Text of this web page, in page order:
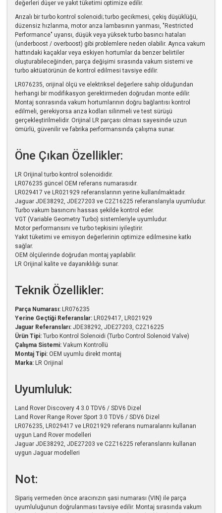
değerleri düşer ve yakıt tüketimi optimize edilir.
Arızalı bir turbo kontrol solenoidi; turbo gecikmesi, çekiş düşüklüğü,
düzensiz hızlanma, motor arıza lambasının yanması, "Restricted
Performance" uyarısı, düşük veya yüksek turbo basıncı hataları
(underboost / overboost) gibi problemlere neden olabilir. Ayrıca vakum
hattındaki kaçaklar veya eskiyen hortumlar da benzer belirtiler
oluşturabileceğinden, parça değişimi sırasında vakum sistemi ve
turbo aktüatörünün de kontrol edilmesi tavsiye edilir.
LR076235, orijinal ölçü ve elektriksel değerlere sahip olduğundan
herhangi bir modifikasyon gerektirmeden doğrudan monte edilir.
Montaj sonrasında vakum hortumlarının doğru bağlantısı kontrol
edilmeli, gerekiyorsa arıza kodları silinmeli ve test sürüşü
gerçekleştirilmelidir. Orijinal LR parçası olması sayesinde uzun
ömürlü, güvenilir ve fabrika performansında çalışma sunar.
Öne Çıkan Özellikler:
LR Orijinal turbo kontrol solenoididir.
LR076235 güncel OEM referans numarasıdır.
LR029417 ve LR021929 referanslarının yerine kullanılmaktadır.
Jaguar JDE38292, JDE27203 ve C2Z16225 referanslarıyla uyumludur.
Turbo vakum basıncını hassas şekilde kontrol eder.
VGT (Variable Geometry Turbo) sistemleriyle uyumludur.
Motor performansını ve turbo tepkisini iyileştirir.
Yakıt tüketimi ve emisyon değerlerinin optimize edilmesine katkı
sağlar.
OEM ölçülerinde doğrudan montaj yapılabilir.
LR Orijinal kalite ve dayanıklılığı sunar.
Teknik Özellikler:
Parça Numarası: LR076235
Yerine Geçtiği Referanslar: LR029417, LR021929
Jaguar Referansları: JDE38292, JDE27203, C2Z16225
Ürün Tipi: Turbo Kontrol Solenoidi (Turbo Control Solenoid Valve)
Çalışma Sistemi: Vakum Kontrollü
Montaj Tipi: OEM uyumlu direkt montaj
Marka: LR Orijinal
Uyumluluk:
Land Rover Discovery 4 3.0 TDV6 / SDV6 Dizel
Land Rover Range Rover Sport 3.0 TDV6 / SDV6 Dizel
LR076235, LR029417 ve LR021929 referans numaralarını kullanan
uygun Land Rover modelleri
Jaguar JDE38292, JDE27203 ve C2Z16225 referanslarını kullanan
uygun Jaguar modelleri
Not:
Sipariş vermeden önce aracınızın şasi numarası (VIN) ile parça
uyumluluğunun doğrulanması tavsiye edilir. Montaj sırasında vakum